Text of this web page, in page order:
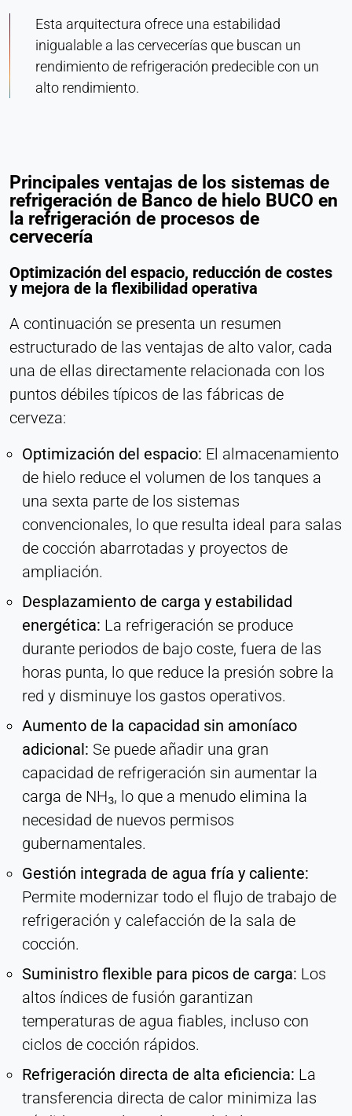
Esta arquitectura ofrece una estabilidad
inigualable a las cervecerías que buscan un
rendimiento de refrigeración predecible con un
alto rendimiento.
Principales ventajas de los sistemas de
refrigeración de Banco de hielo BUCO en
la refrigeración de procesos de
cervecería
Optimización del espacio, reducción de costes
y mejora de la flexibilidad operativa
A continuación se presenta un resumen
estructurado de las ventajas de alto valor, cada
una de ellas directamente relacionada con los
puntos débiles típicos de las fábricas de
cerveza:
Optimización del espacio: El almacenamiento
de hielo reduce el volumen de los tanques a
una sexta parte de los sistemas
convencionales, lo que resulta ideal para salas
de cocción abarrotadas y proyectos de
ampliación.
Desplazamiento de carga y estabilidad
energética: La refrigeración se produce
durante periodos de bajo coste, fuera de las
horas punta, lo que reduce la presión sobre la
red y disminuye los gastos operativos.
Aumento de la capacidad sin amoníaco
adicional: Se puede añadir una gran
capacidad de refrigeración sin aumentar la
carga de NH₃, lo que a menudo elimina la
necesidad de nuevos permisos
gubernamentales.
Gestión integrada de agua fría y caliente:
Permite modernizar todo el flujo de trabajo de
refrigeración y calefacción de la sala de
cocción.
Suministro flexible para picos de carga: Los
altos índices de fusión garantizan
temperaturas de agua fiables, incluso con
ciclos de cocción rápidos.
Refrigeración directa de alta eficiencia: La
transferencia directa de calor minimiza las